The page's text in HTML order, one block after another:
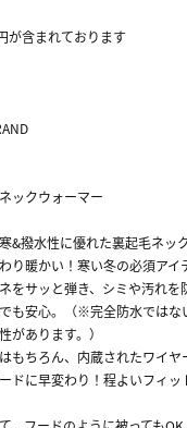
が含まれております
ックウォーマー
&撥水性に優れた裏起毛ネッ
り暖かい！寒い冬の必須ア
をサッと弾き、シミや汚れを
も安心。（※完全防水ではな
があります。）
もちろん、内蔵されたワイ
ドに早変わり！程よいフィッ